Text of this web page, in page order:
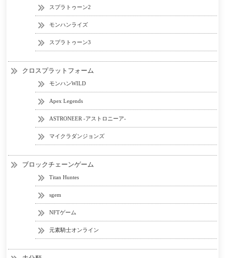
スプラトゥーン2
モンハンライズ
スプラトゥーン3
クロスプラットフォーム
モンハンWILD
Apex Legends
ASTRONEER -アストロニーア-
マイクラダンジョンズ
ブロックチェーンゲーム
Titan Huntes
sgem
NFTゲーム
元素騎士オンライン